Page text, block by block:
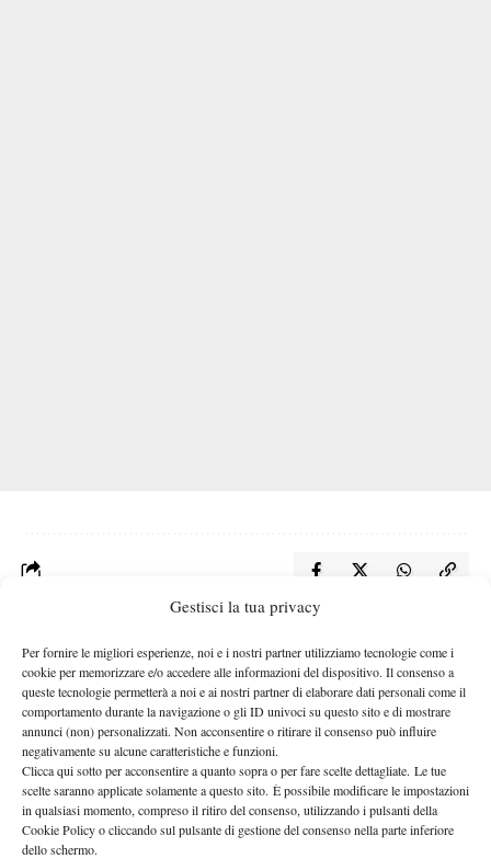
Gestisci la tua privacy
Per fornire le migliori esperienze, noi e i nostri partner utilizziamo tecnologie come i
cookie per memorizzare e/o accedere alle informazioni del dispositivo. Il consenso a
queste tecnologie permetterà a noi e ai nostri partner di elaborare dati personali come il
comportamento durante la navigazione o gli ID univoci su questo sito e di mostrare
annunci (non) personalizzati. Non acconsentire o ritirare il consenso può influire
negativamente su alcune caratteristiche e funzioni.
Clicca qui sotto per acconsentire a quanto sopra o per fare scelte dettagliate. Le tue
scelte saranno applicate solamente a questo sito. È possibile modificare le impostazioni
in qualsiasi momento, compreso il ritiro del consenso, utilizzando i pulsanti della
Cookie Policy o cliccando sul pulsante di gestione del consenso nella parte inferiore
dello schermo.
Nessun commento
Devi essereconnessoper inviare un commento.
DI TENDENZA
Atp News
Auger-Aliassime: “Bisogna rendere i
Masters 1000 più sostenibili per tutti”